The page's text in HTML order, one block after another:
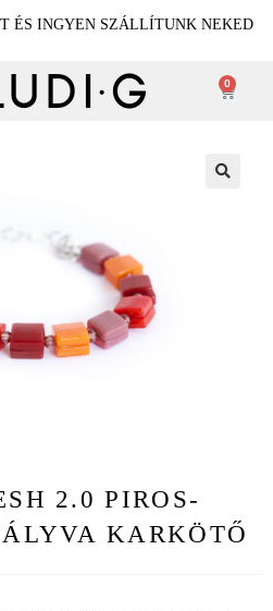
ÉS INGYEN SZÁLLÍTUNK NEKED
0
2.0 PIROS-
KARKÖTŐ